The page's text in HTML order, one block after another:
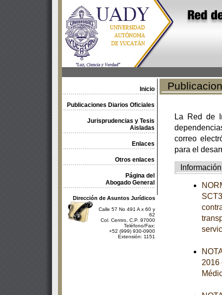
Inicio
Publicaciones Diarios Oficiales
Jurisprudencias y Tesis
Aisladas
Enlaces
Otros enlaces
Página del
Abogado General
Dirección de Asuntos Jurídicos
Calle 57 No 491 A x 60 y
62
Col. Centro, C.P. 97000
Teléfono/Fax:
+52 (999) 930-0900
Extensión: 1151
La Red de
correo
para el
Información
2016